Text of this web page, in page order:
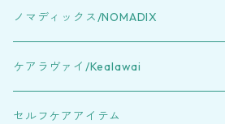
Mid
LAPTOP CASE
16 INCH LAPTOP CASE
13 INCH LAPTOP CASE
HIP PACK
ALL TOTE BAGS
ノマディックス/NOMADIX
ケアラヴァイ/Kealawai
セルフケアアイテム